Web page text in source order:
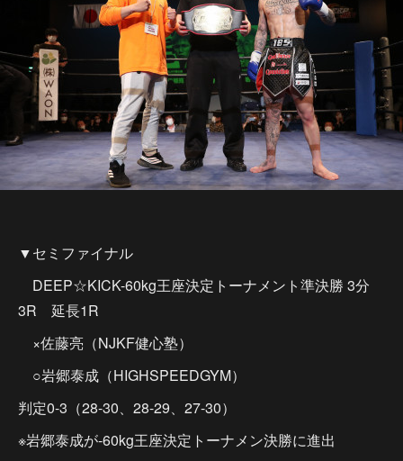
▼セミファイナル
DEEP☆KICK-60kg王座決定トーナメント準決勝 3分
3R 延長1R
×佐藤亮（NJKF健心塾）
○岩郷泰成（HIGHSPEEDGYM）
判定0-3（28-30、28-29、27-30）
※岩郷泰成が-60kg王座決定トーナメン決勝に進出